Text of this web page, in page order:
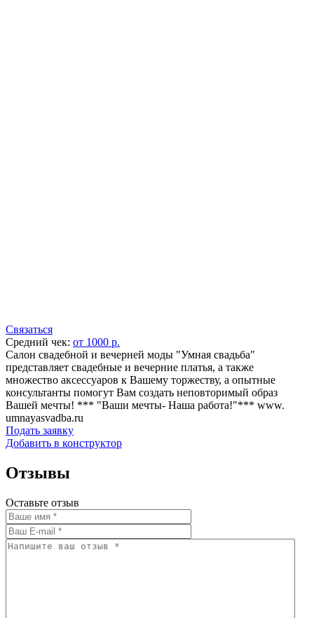
Связаться
Средний чек: от 1000 р.
Салон свадебной и вечерней моды "Умная свадьба"
представляет свадебные и вечерние платья, а также
множество аксессуаров к Вашему торжеству, а опытные
консультанты помогут Вам создать неповторимый образ
Вашей мечты! *** "Ваши мечты- Наша работа!"*** www.
umnayasvadba.ru
Подать заявку
Добавить в конструктор
Отзывы
Оставьте отзыв